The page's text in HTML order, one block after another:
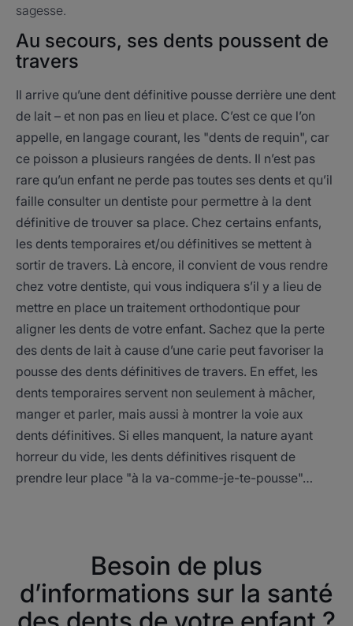
sagesse.
Au secours, ses dents poussent de
travers
Il arrive qu’une dent définitive pousse derrière une dent
de lait – et non pas en lieu et place. C’est ce que l’on
appelle, en langage courant, les "dents de requin", car
ce poisson a plusieurs rangées de dents. Il n’est pas
rare qu’un enfant ne perde pas toutes ses dents et qu’il
faille consulter un dentiste pour permettre à la dent
définitive de trouver sa place. Chez certains enfants,
les dents temporaires et/ou définitives se mettent à
sortir de travers. Là encore, il convient de vous rendre
chez votre dentiste, qui vous indiquera s’il y a lieu de
mettre en place un traitement orthodontique pour
aligner les dents de votre enfant. Sachez que la perte
des dents de lait à cause d’une carie peut favoriser la
pousse des dents définitives de travers. En effet, les
dents temporaires servent non seulement à mâcher,
manger et parler, mais aussi à montrer la voie aux
dents définitives. Si elles manquent, la nature ayant
horreur du vide, les dents définitives risquent de
prendre leur place "à la va-comme-je-te-pousse"…
Besoin de plus
d’informations sur la santé